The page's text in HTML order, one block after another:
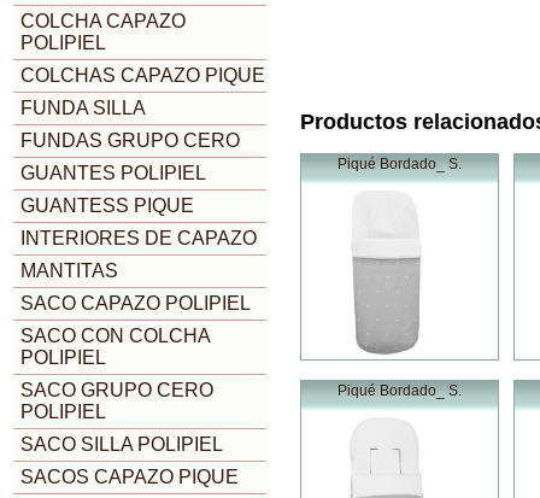
COLCHA CAPAZO
POLIPIEL
COLCHAS CAPAZO PIQUE
FUNDA SILLA
FUNDAS GRUPO CERO
GUANTES POLIPIEL
GUANTESS PIQUE
INTERIORES DE CAPAZO
MANTITAS
SACO CAPAZO POLIPIEL
SACO CON COLCHA
POLIPIEL
SACO GRUPO CERO
POLIPIEL
SACO SILLA POLIPIEL
SACOS CAPAZO PIQUE
Productos
Piqué Bordado_ S.
Piqué Bordado_ S.